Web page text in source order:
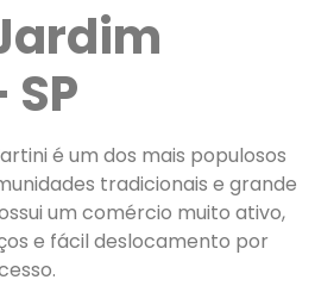
é um dos mais populosos
tradicionais e grande
um comércio muito ativo,
e fácil deslocamento por